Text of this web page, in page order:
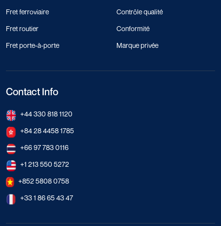
Fret ferroviaire
Fret routier
Fret porte-à-porte
Contrôle qualité
Conformité
Marque privée
Contact Info
+44 330 818 1120
+84 28 4458 1785
+66 97 783 0116
+1 213 550 5272
+852 5808 0758
+33 1 86 65 43 47